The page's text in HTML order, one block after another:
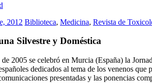
2012 Biblioteca, Medicina, Revista de
Silvestre y Doméstica
2005 se celebró en Murcia (España) la
dedicados al tema de los venenos
presentadas y las ponencias